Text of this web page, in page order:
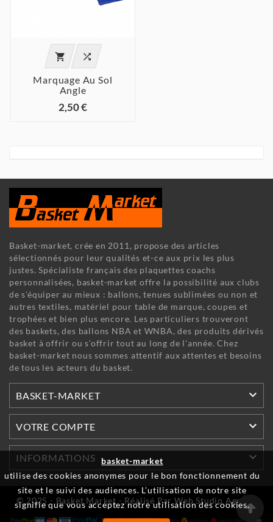
basket-market
utilise des cookies anonymes pour le bon fonctionnement du
site et le suivi des audiences. L’utilisation de notre site
signifie que vous acceptez notre utilisation des cookies.
 
Marquage Au Sol
Angle
2,50 €
Basket-market, crée en 2011, propose des articles
sélectionnés pour leur qualités et-ce aux prix les plus
justes. Spécialiste français des plaquettes coachs
personnalisées, basket-market offre la possibilité aux clubs
de s'équiper au mieux : ballons, tenues sublimées ou non et
autres textiles, matériel pour table de marque, coupes et
trophées et bien plus encore. Les particuliers trouveront
des baskets, des ballons NBA et WNBA, des produits dérivés
basket à offrir ou s'offrir tout au long de l'année. Chez
basket-market nous sommes attentif aux attentes et besoins
de tous les acteurs du basket.
BASKET-MARKET 
VOTRE COMPTE 
INFORMATIONS 
© 2025 - Basket Market - Réalisé Par Web Studio Agency